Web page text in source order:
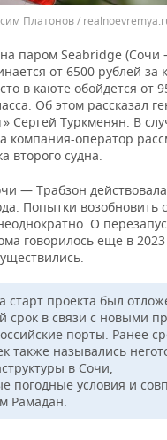
Платонов /
паром Seabridge (Сочи
от 6500 рублей за
в каюте обойдется от
Об этом рассказал
Туркменян. В
компания-оператор
второго судна.
— Трабзон действовала
Попытки возобновить
О
говорилось еще в 2023
старт проекта был
срок в связи с новыми
порты. Ранее
также назывались
в Сочи,
погодные условия и
Рамадан.